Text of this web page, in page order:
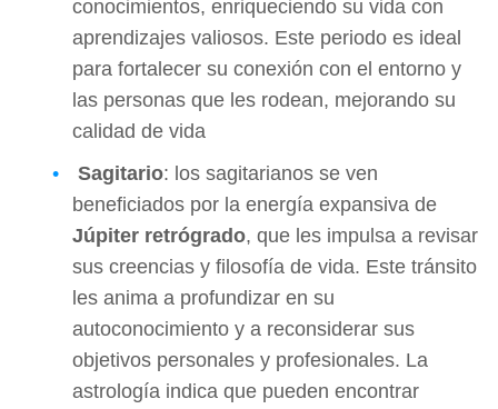
conocimientos, enriqueciendo su vida con
aprendizajes valiosos. Este periodo es ideal
para fortalecer su conexión con el entorno y
las personas que les rodean, mejorando su
calidad de vida
Sagitario: los sagitarianos se ven
beneficiados por la energía expansiva de
Júpiter retrógrado, que les impulsa a revisar
sus creencias y filosofía de vida. Este tránsito
les anima a profundizar en su
autoconocimiento y a reconsiderar sus
objetivos personales y profesionales. La
astrología indica que pueden encontrar